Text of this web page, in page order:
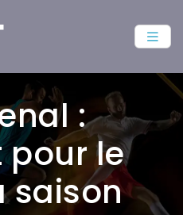
:
pour le
saison